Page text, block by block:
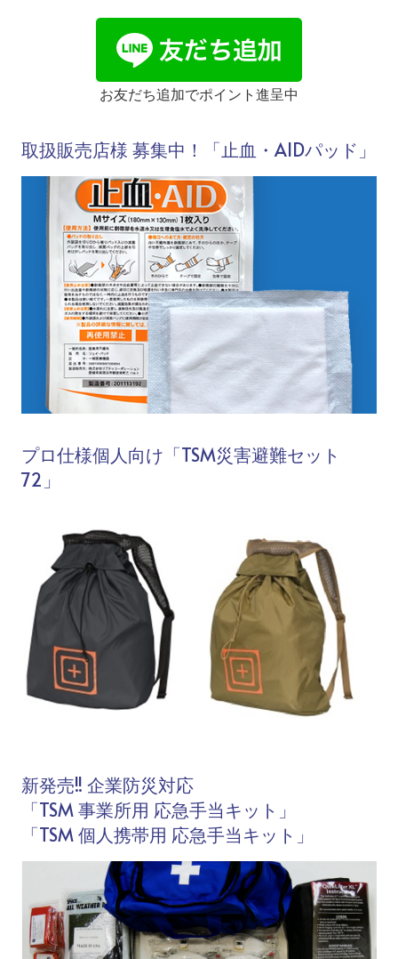
お友だち追加でポイント進呈中
取扱販売店様 募集中！「止血・AIDパッド」
プロ仕様個人向け「TSM災害避難セット
72」
新発売!! 企業防災対応
「TSM 事業所用 応急手当キット」
「TSM 個人携帯用 応急手当キット」